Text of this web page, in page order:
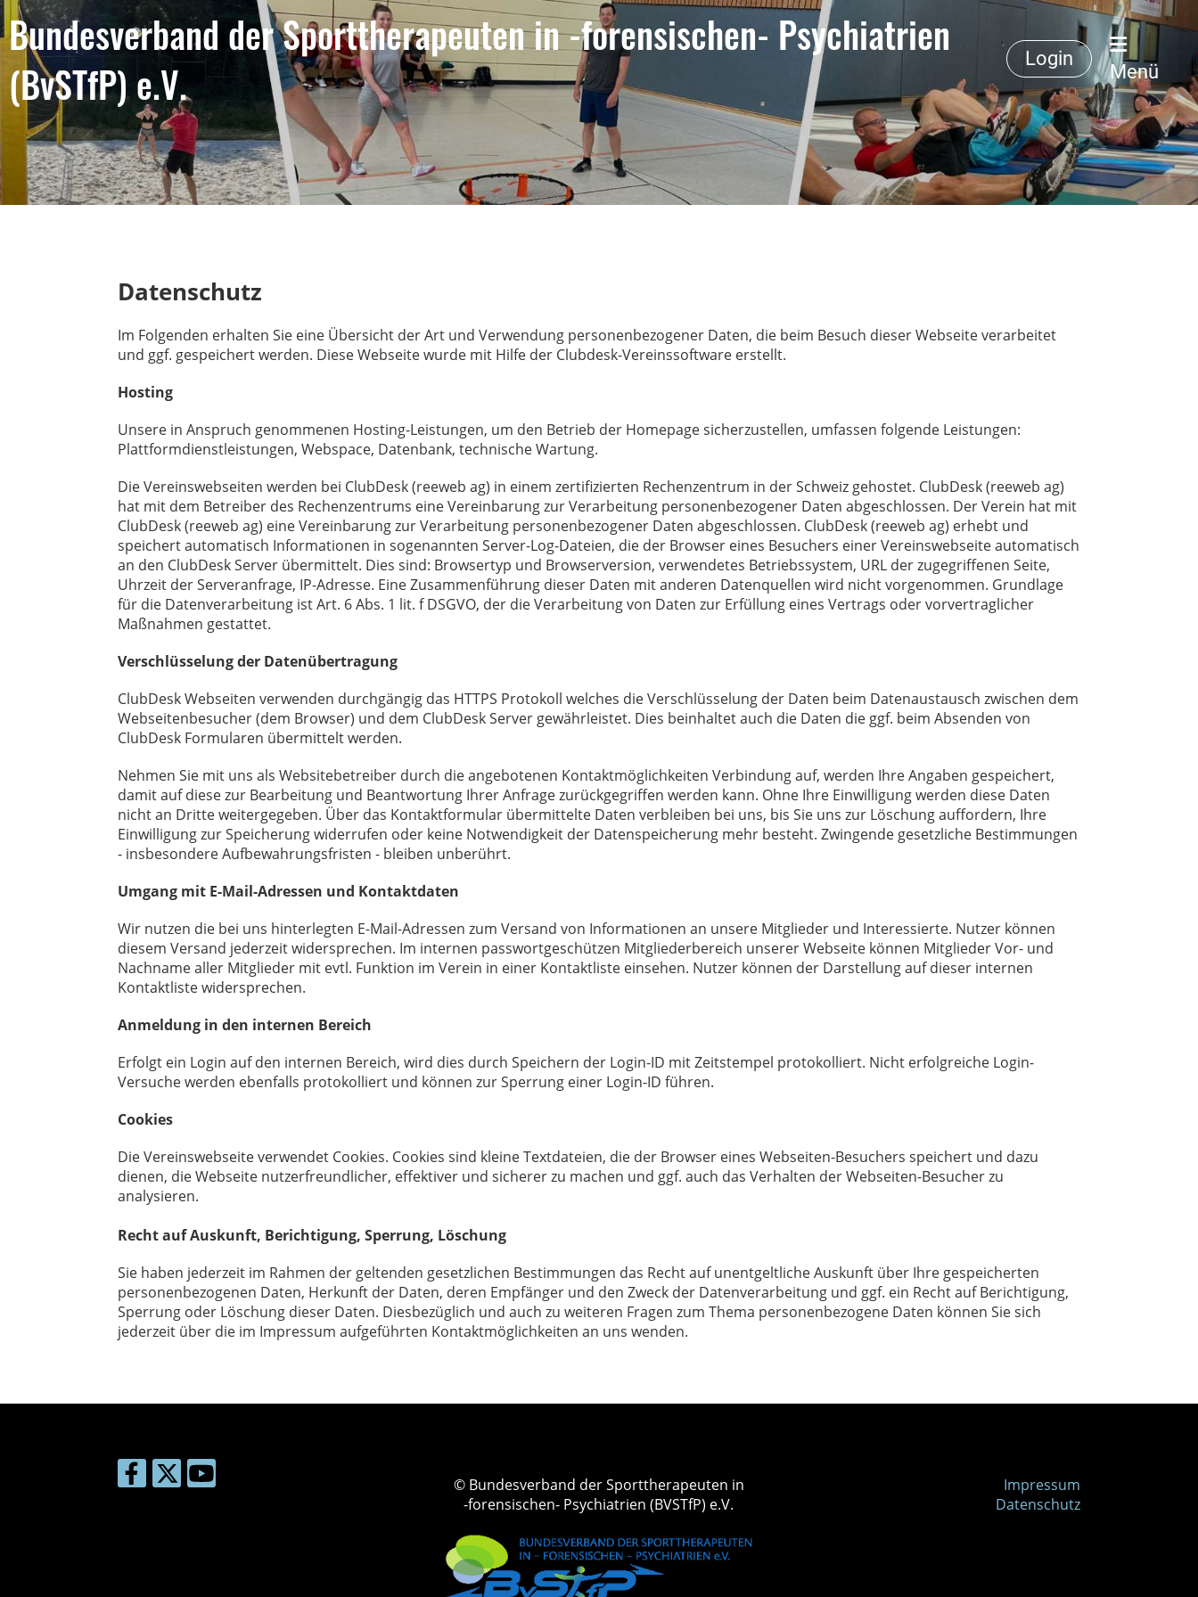
Bundesverband der Sporttherapeuten in -forensischen- Psychiatrien
(BvSTfP) e.V.
Login
Menü
Datenschutz
Im Folgenden erhalten Sie eine Übersicht der Art und Verwendung personenbezogener Daten, die beim Besuch dieser Webseite verarbeitet
und ggf. gespeichert werden. Diese Webseite wurde mit Hilfe der Clubdesk-Vereinssoftware erstellt.
Hosting
Unsere in Anspruch genommenen Hosting-Leistungen, um den Betrieb der Homepage sicherzustellen, umfassen folgende Leistungen:
Plattformdienstleistungen, Webspace, Datenbank, technische Wartung.
Die Vereinswebseiten werden bei ClubDesk (reeweb ag) in einem zertifizierten Rechenzentrum in der Schweiz gehostet. ClubDesk (reeweb ag)
hat mit dem Betreiber des Rechenzentrums eine Vereinbarung zur Verarbeitung personenbezogener Daten abgeschlossen. Der Verein hat mit
ClubDesk (reeweb ag) eine Vereinbarung zur Verarbeitung personenbezogener Daten abgeschlossen. ClubDesk (reeweb ag) erhebt und
speichert automatisch Informationen in sogenannten Server-Log-Dateien, die der Browser eines Besuchers einer Vereinswebseite automatisch
an den ClubDesk Server übermittelt. Dies sind: Browsertyp und Browserversion, verwendetes Betriebssystem, URL der zugegriffenen Seite,
Uhrzeit der Serveranfrage, IP-Adresse. Eine Zusammenführung dieser Daten mit anderen Datenquellen wird nicht vorgenommen. Grundlage
für die Datenverarbeitung ist Art. 6 Abs. 1 lit. f DSGVO, der die Verarbeitung von Daten zur Erfüllung eines Vertrags oder vorvertraglicher
Maßnahmen gestattet.
Verschlüsselung der Datenübertragung
ClubDesk Webseiten verwenden durchgängig das HTTPS Protokoll welches die Verschlüsselung der Daten beim Datenaustausch zwischen dem
Webseitenbesucher (dem Browser) und dem ClubDesk Server gewährleistet. Dies beinhaltet auch die Daten die ggf. beim Absenden von
ClubDesk Formularen übermittelt werden.
Nehmen Sie mit uns als Websitebetreiber durch die angebotenen Kontaktmöglichkeiten Verbindung auf, werden Ihre Angaben gespeichert,
damit auf diese zur Bearbeitung und Beantwortung Ihrer Anfrage zurückgegriffen werden kann. Ohne Ihre Einwilligung werden diese Daten
nicht an Dritte weitergegeben. Über das Kontaktformular übermittelte Daten verbleiben bei uns, bis Sie uns zur Löschung auffordern, Ihre
Einwilligung zur Speicherung widerrufen oder keine Notwendigkeit der Datenspeicherung mehr besteht. Zwingende gesetzliche Bestimmungen
- insbesondere Aufbewahrungsfristen - bleiben unberührt.
Umgang mit E-Mail-Adressen und Kontaktdaten
Wir nutzen die bei uns hinterlegten E-Mail-Adressen zum Versand von Informationen an unsere Mitglieder und Interessierte. Nutzer können
diesem Versand jederzeit widersprechen. Im internen passwortgeschützen Mitgliederbereich unserer Webseite können Mitglieder Vor- und
Nachname aller Mitglieder mit evtl. Funktion im Verein in einer Kontaktliste einsehen. Nutzer können der Darstellung auf dieser internen
Kontaktliste widersprechen.
Anmeldung in den internen Bereich
Erfolgt ein Login auf den internen Bereich, wird dies durch Speichern der Login-ID mit Zeitstempel protokolliert. Nicht erfolgreiche Login-
Versuche werden ebenfalls protokolliert und können zur Sperrung einer Login-ID führen.
Cookies
Die Vereinswebseite verwendet Cookies. Cookies sind kleine Textdateien, die der Browser eines Webseiten-Besuchers speichert und dazu
dienen, die Webseite nutzerfreundlicher, effektiver und sicherer zu machen und ggf. auch das Verhalten der Webseiten-Besucher zu
analysieren.
Recht auf Auskunft, Berichtigung, Sperrung, Löschung
Sie haben jederzeit im Rahmen der geltenden gesetzlichen Bestimmungen das Recht auf unentgeltliche Auskunft über Ihre gespeicherten
personenbezogenen Daten, Herkunft der Daten, deren Empfänger und den Zweck der Datenverarbeitung und ggf. ein Recht auf Berichtigung,
Sperrung oder Löschung dieser Daten. Diesbezüglich und auch zu weiteren Fragen zum Thema personenbezogene Daten können Sie sich
jederzeit über die im Impressum aufgeführten Kontaktmöglichkeiten an uns wenden.
© Bundesverband der Sporttherapeuten in
-forensischen- Psychiatrien (BVSTfP) e.V.
Impressum
Datenschutz